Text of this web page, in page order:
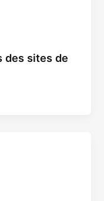
des sites de